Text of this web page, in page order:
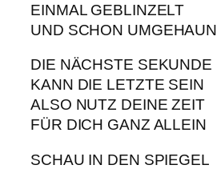
EINMAL GEBLINZELT
UND SCHON UMGEHAUN
DIE NÄCHSTE SEKUNDE
KANN DIE LETZTE SEIN
ALSO NUTZ DEINE ZEIT
FÜR DICH GANZ ALLEIN
SCHAU IN DEN SPIEGEL